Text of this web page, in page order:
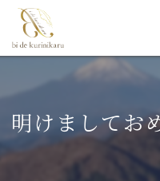
明けましてお